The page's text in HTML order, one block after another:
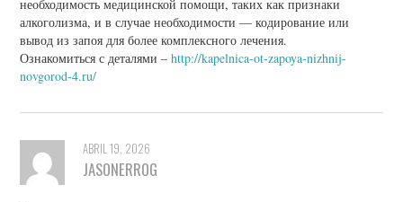
необходимость медицинской помощи, таких как признаки
алкоголизма, и в случае необходимости — кодирование или
вывод из запоя для более комплексного лечения.
Ознакомиться с деталями –http://kapelnica-ot-zapoya-nizhnij-
novgorod-4.ru/
ABRIL 19, 2026
JASONERROG